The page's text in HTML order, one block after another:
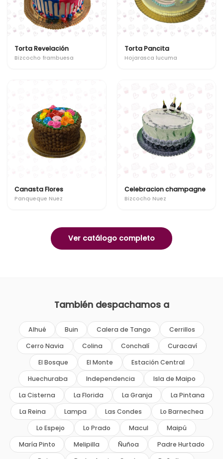
Torta Revelación
Bizcocho frambuesa
Torta Pancita
Hojarasca lucuma
Canasta Flores
Panqueque Nuez
Celebracion champagne
Bizcocho Nuez
Ver catálogo completo
También despachamos a
Alhué Buin Calera de Tango
Cerrillos
Cerro Navia
Colina Conchalí
Curacaví
El Bosque
El Monte
Estación Central
Huechuraba
Independencia
Isla de Maipo
La Cisterna
La Florida La Granja
La Pintana
La Reina
Lampa Las Condes
Lo Barnechea
Lo Espejo
Lo Prado Macul
Maipú
María Pinto
Melipilla Ñuñoa
Padre Hurtado